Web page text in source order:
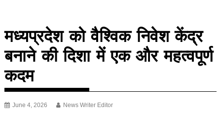
मध्यप्रदेश को वैश्विक निवेश केंद्र
बनाने की दिशा में एक और महत्वपूर्ण
कदम
June 4, 2026 News Writer Editor